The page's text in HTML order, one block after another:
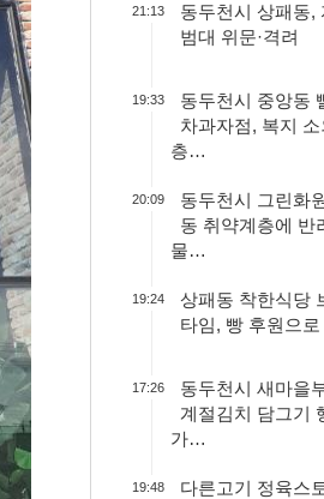
21:13
동두천시 상패동,
범대 위문·격려
19:33
동두천시 중앙동
차과자점, 복지 소
층…
20:09
동두천시 그린화
동 취약계층에 반
물…
19:24
상패동 착한식당
타임, 빵 후원으
17:26
동두천시 새마을
계절김치 담그기
가…
19:48
다른고기 정육스